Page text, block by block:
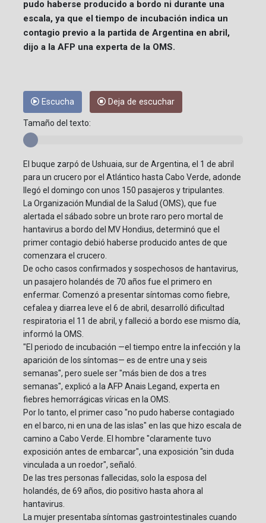
pudo haberse producido a bordo ni durante una
escala, ya que el tiempo de incubación indica un
contagio previo a la partida de Argentina en abril,
dijo a la AFP una experta de la OMS.
Escucha Deja de escuchar
Tamaño del texto:
El buque zarpó de Ushuaia, sur de Argentina, el 1 de abril
para un crucero por el Atlántico hasta Cabo Verde, adonde
llegó el domingo con unos 150 pasajeros y tripulantes.
La Organización Mundial de la Salud (OMS), que fue
alertada el sábado sobre un brote raro pero mortal de
hantavirus a bordo del MV Hondius, determinó que el
primer contagio debió haberse producido antes de que
comenzara el crucero.
De ocho casos confirmados y sospechosos de hantavirus,
un pasajero holandés de 70 años fue el primero en
enfermar. Comenzó a presentar síntomas como fiebre,
cefalea y diarrea leve el 6 de abril, desarrolló dificultad
respiratoria el 11 de abril, y falleció a bordo ese mismo día,
informó la OMS.
"El periodo de incubación —el tiempo entre la infección y la
aparición de los síntomas— es de entre una y seis
semanas", pero suele ser "más bien de dos a tres
semanas", explicó a la AFP Anais Legand, experta en
fiebres hemorrágicas víricas en la OMS.
Por lo tanto, el primer caso "no pudo haberse contagiado
en el barco, ni en una de las islas" en las que hizo escala de
camino a Cabo Verde. El hombre "claramente tuvo
exposición antes de embarcar", una exposición "sin duda
vinculada a un roedor", señaló.
De las tres personas fallecidas, solo la esposa del
holandés, de 69 años, dio positivo hasta ahora al
hantavirus.
La mujer presentaba síntomas gastrointestinales cuando